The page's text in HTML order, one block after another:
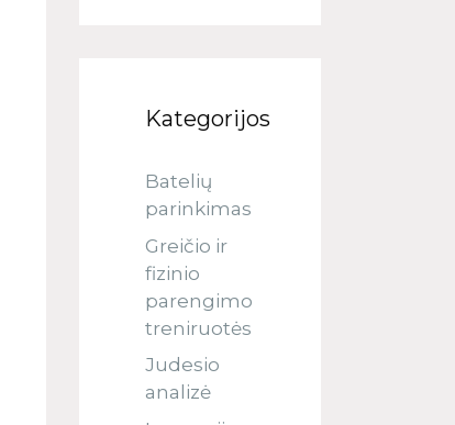
Kategorijos
Batelių
parinkimas
Greičio ir
fizinio
parengimo
treniruotės
Judesio
analizė